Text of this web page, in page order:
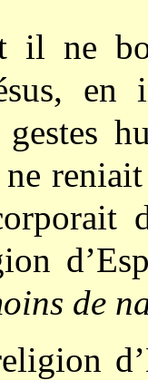
il ne
en
de